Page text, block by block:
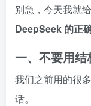
别急，今天我就
DeepSeek 的正
一、不要用
我们之前用的很
话。